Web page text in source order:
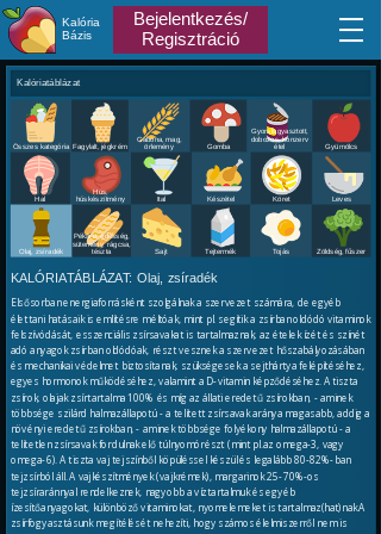
Kalória
Bázis
Bejelentkezés/
Regisztráció
Kalóriatáblázat
Összes kategória Fagylalt, jégkrém
Gabona, mag,
örlemény
Gomba
Gyorsfagyasztott,
dobozos, konzerv
étel
Gyümölcs
Hal
Hús,
húskészítmény Ital Készétel Köret Leves
Olaj, zsíradék
Pékáru, édesség,
sütemény, rágcsa,
tészta Sajt Tejtermék Tojás Zöldség, fűszer
KALÓRIATÁBLÁZAT:Olaj, zsíradék
Elsősorban energiaforrásként szolgálnak a szervezet számára, de egyéb
élettani hatásaik is említésre méltóak, mint pl. segítik a zsírban oldódó vitaminok
felszívódását, esszenciális zsírsavakat is tartalmaznak, az ételek ízét és színét
adó anyagok zsírban oldódóak, részt vesznek a szervezet hőszabályozásában
és mechanikai védelmet biztosítanak, szükségesek a sejthártya felépítéséhez,
egyes hormonok működéséhez, valamint a D-vitamin képződéséhez. A tiszta
zsírok, olajak zsírtartalma 100% és míg az állati eredetű zsírokban, - aminek
többsége szilárd halmazállapotú - a telített zsírsavak aránya magasabb, addig a
növényi eredetű zsírokban, - aminek többsége folyékony halmazállapotú - a
telítetlen zsírsavak fordulnak elő túlnyomórészt (mint pl.az omega-3, vagy
omega-6). A tiszta vaj tejszínből köpüléssel készül és legalább 80-82%-ban
tejzsírból áll. A vajkészítmények (vajkrémek), margarinok 25-70%-os
tejzsíraránnyal rendelkeznek, nagyobb a víztartalmuk és egyéb
ízesítőanyagokat, különböző vitaminokat, nyomelemeket is tartalmaz(hat)nak.A
zsírfogyasztásunk megítélését nehezíti, hogy számos élelmiszerről nem is